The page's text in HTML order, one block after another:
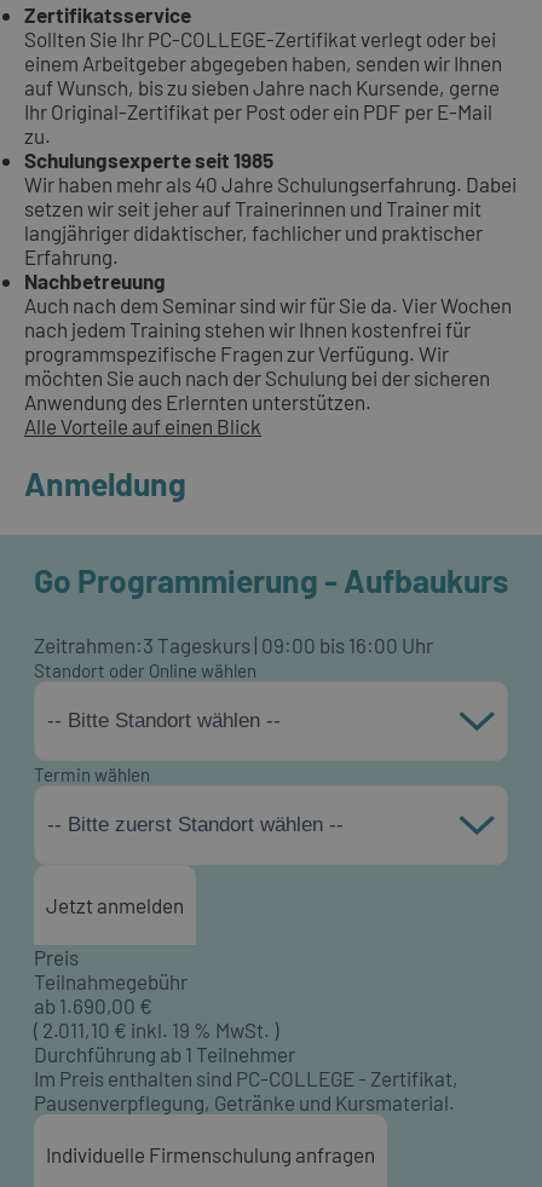
Zertifikatsservice
Sollten Sie Ihr PC-COLLEGE-Zertifikat verlegt oder bei
einem Arbeitgeber abgegeben haben, senden wir Ihnen
auf Wunsch, bis zu sieben Jahre nach Kursende, gerne
Ihr Original-Zertifikat per Post oder ein PDF per E-Mail
zu.
Schulungsexperte seit 1985
Wir haben mehr als 40 Jahre Schulungserfahrung. Dabei
setzen wir seit jeher auf Trainerinnen und Trainer mit
langjähriger didaktischer, fachlicher und praktischer
Erfahrung.
Nachbetreuung
Auch nach dem Seminar sind wir für Sie da. Vier Wochen
nach jedem Training stehen wir Ihnen kostenfrei für
programmspezifische Fragen zur Verfügung. Wir
möchten Sie auch nach der Schulung bei der sicheren
Anwendung des Erlernten unterstützen.
Alle Vorteile auf einen Blick
Anmeldung
Go Programmierung - Aufbaukurs
Zeitrahmen:3 Tageskurs | 09:00 bis 16:00 Uhr
Standort oder Online wählen
-- Bitte Standort wählen --
Termin wählen
-- Bitte zuerst Standort wählen --
Jetzt anmelden
Preis
Teilnahmegebühr
ab 1.690,00 €
( 2.011,10 € inkl. 19 % MwSt. )
Durchführung ab 1 Teilnehmer
Im Preis enthalten sind PC-COLLEGE - Zertifikat,
Pausenverpflegung, Getränke und Kursmaterial.
Individuelle Firmenschulung anfragen